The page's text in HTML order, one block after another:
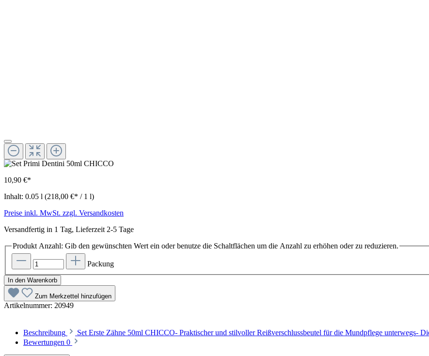
10,90 €*
Inhalt: 0.05 l (218,00 €* / 1 l)
Preise inkl. MwSt. zzgl. Versandkosten
Versandfertig in 1 Tag, Lieferzeit 2-5 Tage
Produkt Anzahl: Gib den gewünschten Wert ein oder benutze die Schaltflächen um die Anzahl zu erhöhen oder zu reduzieren.
Packung
In den Warenkorb
Zum Merkzettel hinzufügen
Artikelnummer: 20949
Beschreibung Set Erste Zähne 50ml CHICCO- Praktischer und stilvoller Reißverschlussbeutel für die Mundpflege unterwegs-
Bewertungen 0